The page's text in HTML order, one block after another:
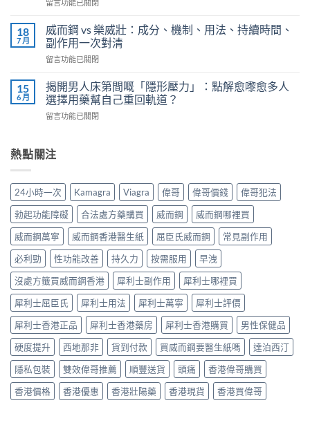
解
泌
尿
醫
教
你
安
效
改
早
洩〉
中
不
軟
掉？
Kamagra
液
威
而
使
得
全
全
解
析〉
中
而
鋼
正
確
用
7
步
＋
副
效
多
數
係
食
唔
對，
副
作
用
要
識
分
輕
重〉
中
留言功能已關閉
18
7 月
威而鋼 vs 樂威壯：成分、機制、用法、持續時間、
副作用一次對清
在
而
鋼
vs
樂
成
制、
用
法、
持
續
時
間、
副
作
用
一
次
對
清〉
中
留言功能已關閉
15
6 月
揭開男人床第間嘅「隱形壓力」：點解愈嚟愈多人
選擇用藥幫自己重回軌道？
在
男
人
第
嘅
「隱
形
壓
力」：
點
解
愈
嚟
愈
多
人
選
擇
用
藥
幫
留言功能已關閉
熱點關注
24小時一次 Kamagra Viagra 偉哥 偉哥價錢
偉哥犯法
勃起功能障礙
合法處方藥購買 威而鋼
威而鋼哪裡買
威而鋼萬寧
威而鋼香港醫生紙 屈臣氏威而鋼
常見副作用
必利勁
性功能改善 持久力 按需服用
早洩
沒處方籤買威而鋼香港
犀利士副作用
犀利士哪裡買
犀利士屈臣氏
犀利士用法 犀利士萬寧
犀利士評價
犀利士香港正品
犀利士香港藥房 犀利士香港購買
男性保健品
硬度提升
西地那非 貨到付款 買威而鋼要醫生紙嗎
達泊西汀
隱私包裝
雙效偉哥推薦 順豐送貨 頭痛
香港偉哥購買
香港價格
香港優惠 香港壯陽藥 香港現貨 香港買偉哥